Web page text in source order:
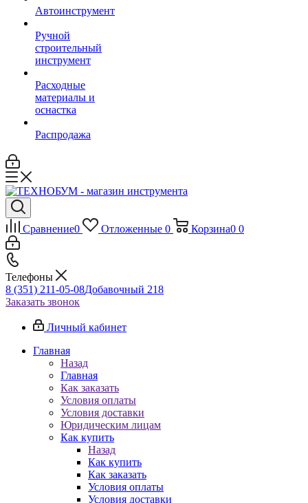
Автоинструмент
Ручной
строительный
инструмент
Расходные
материалы и
оснастка
Распродажа
Сравнение0 Отложенные 0 Корзина0 0
Телефоны
8 (351) 211-05-08Добавочный 218
Заказать звонок
Личный кабинет
Главная
Назад
Главная
Как заказать
Условия оплаты
Условия доставки
Юридическим лицам
Как купить
Назад
Как купить
Как заказать
Условия оплаты
Условия доставки